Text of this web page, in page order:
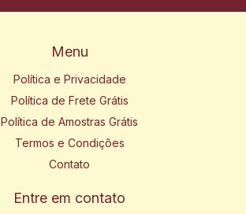
Menu
Política e Privacidade
Política de Frete Grátis
Política de Amostras Grátis
Termos e Condições
Contato
Entre em contato